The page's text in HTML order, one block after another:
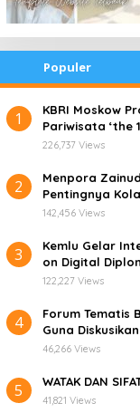
Tradisi Bakar Batu di
Papua Menjadi Simbol
Populer
1
​KBRI Moskow
Pariwisata ‘the
226,737 Views
2
​Menpora
Pentingnya
142,456 Views
3
​Kemlu Gelar
on Digital
122,227 Views
4
Forum Tematis
Guna
Juga Tuk
46,266 Views
5 WATAK DAN
41,821 Views